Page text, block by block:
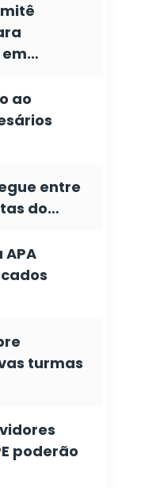
ao
entre
do…
turmas
poderão